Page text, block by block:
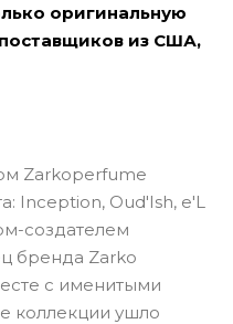
оригинальную
из США,
Zarkoperfume
Inception, Oud'Ish, e'L
создателем
бренда Zarko
с именитыми
коллекции ушло